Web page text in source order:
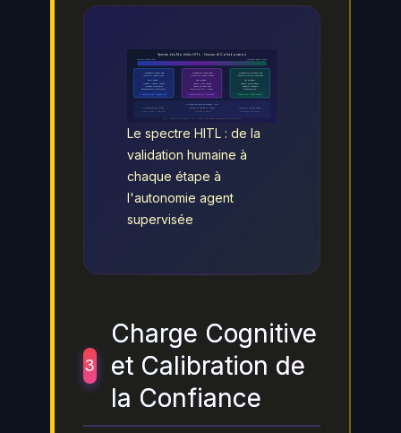
Spectre des Modeles HITL - Human-AI Collaboration
Controle humain total Autonomie agent totale
Human-IN-the-Loop
Juridique, Medical, Finance
Controle max / Vitesse min
Human-ON-the-Loop
Equilibre controle / efficacite
Human-OUT-of-the-Loop
Vitesse max / Risque encadre
Criteres de choix du modele HITL
Le spectre HITL : de la
validation humaine à
chaque étape à
l'autonomie agent
supervisée
3
Charge Cognitive
et Calibration de
la Confiance